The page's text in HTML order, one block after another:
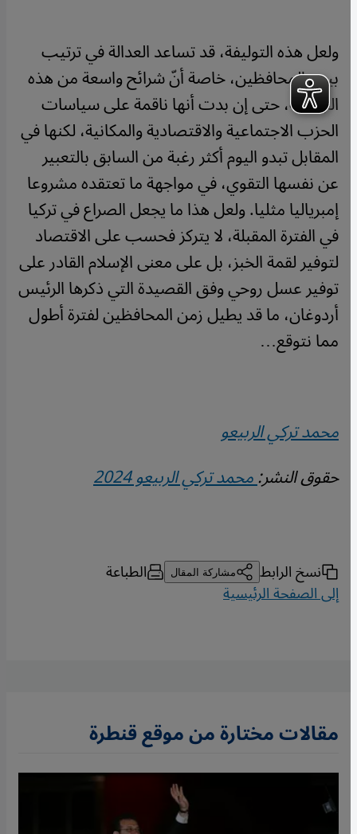
ولعل هذه التوليفة، قد تساعد العدالة في ترتيب
بيت المحافظين، خاصة أنّ شرائح واسعة من هذه
الجماعة، حتى إن بدت أنها ناقمة على سياسات
الحزب الاجتماعية والاقتصادية والمكانية، لكنها في
المقابل تبدو اليوم أكثر رغبة من السابق بالتعبير
عن نفسها التقوي، في مواجهة ما تعتقده مشروعا
إمبرياليا مثليا. ولعل هذا ما يجعل الصراع في تركيا
في الفترة المقبلة، لا يتركز فحسب على الاقتصاد
لتوفير لقمة الخبز، بل على معنى الإسلام القادر على
توفير عسل روحي وفق القصيدة التي ذكرها الرئيس
أردوغان، ما قد يطيل زمن المحافظين لفترة أطول
مما نتوقع…
محمد تركي الربيعو
حقوق النشر:محمد تركي الربيعو 2024
نسخ الرابط مشاركة المقال الطباعة
إلى الصفحة الرئيسية
مقالات مختارة من موقع قنطرة